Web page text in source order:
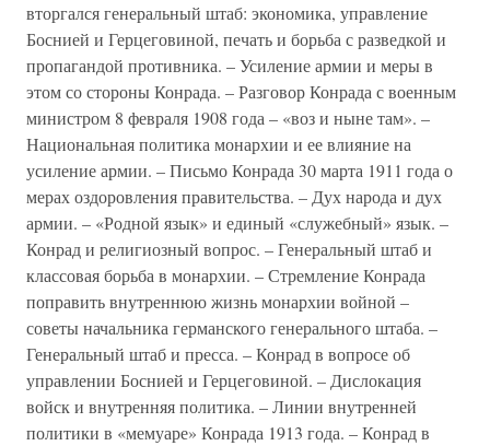
вторгался генеральный штаб: экономика, управление
Боснией и Герцеговиной, печать и борьба с разведкой и
пропагандой противника. – Усиление армии и меры в
этом со стороны Конрада. – Разговор Конрада с военным
министром 8 февраля 1908 года – «воз и ныне там». –
Национальная политика монархии и ее влияние на
усиление армии. – Письмо Конрада 30 марта 1911 года о
мерах оздоровления правительства. – Дух народа и дух
армии. – «Родной язык» и единый «служебный» язык. –
Конрад и религиозный вопрос. – Генеральный штаб и
классовая борьба в монархии. – Стремление Конрада
поправить внутреннюю жизнь монархии войной –
советы начальника германского генерального штаба. –
Генеральный штаб и пресса. – Конрад в вопросе об
управлении Боснией и Герцеговиной. – Дислокация
войск и внутренняя политика. – Линии внутренней
политики в «мемуаре» Конрада 1913 года. – Конрад в